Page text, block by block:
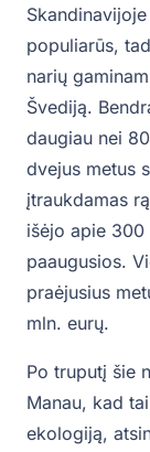
populiarūs,
narių
Švediją.
daugiau nei
dvejus metus
įtraukdamas
išėjo apie 300
paaugusios.
praėjusius
mln. eurų.
Po truputį šie
Manau, kad
ekologiją,